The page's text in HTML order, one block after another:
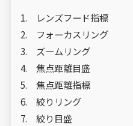
レンズフード指標
フォーカスリング
ズームリング
焦点距離目盛
焦点距離指標
絞りリング
絞り目盛